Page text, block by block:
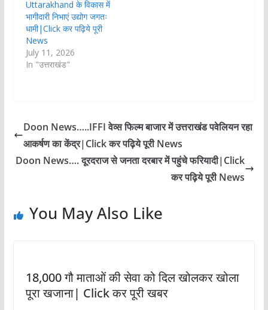
Uttarakhand के विकास में
भागीदारी निभाएं उद्योग जगतः
धामी|Click कर पढ़िये पूरी
News
July 11, 2026
In "उत्तराखंड"
Doon News…..IFFI वेव्स फिल्म बाजार में उत्तराखंड पवेलियन रहा
आकर्षण का केंद्र|Click कर पढ़िये पूरी News
Doon News…. दूरदराज से जनता दरबार में पहुंचे फरियादी|Click
कर पढ़िये पूरी News
You May Also Like
18,000 गौ माताओं की सेवा को दिल खोलकर खोला
पूरा खजाना| Click कर पूरी खबर